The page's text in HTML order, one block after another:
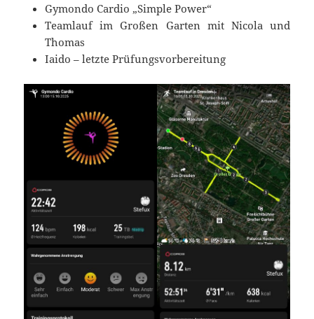
Gymondo Cardio „Simple Power“
Teamlauf im Großen Garten mit Nicola und
Thomas
Iaido – letzte Prüfungsvorbereitung